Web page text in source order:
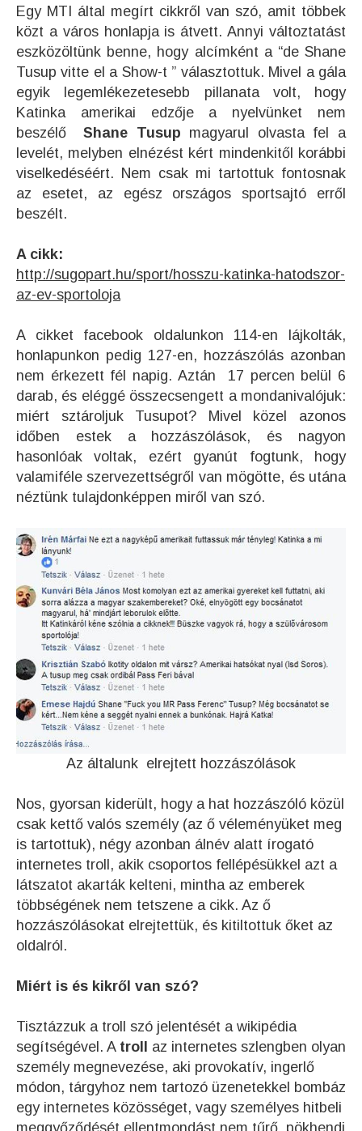
Egy MTI által megírt cikkről van szó, amit többek
közt a város honlapja is átvett. Annyi változtatást
eszközöltünk benne, hogy alcímként a “de Shane
Tusup vitte el a Show-t ” választottuk. Mivel a gála
egyik legemlékezetesebb pillanata volt, hogy
Katinka amerikai edzője a nyelvünket nem
beszélőShane Tusup magyarul olvasta fel a
levelét, melyben elnézést kért mindenkitől korábbi
viselkedéséért. Nem csak mi tartottuk fontosnak
az esetet, az egész országos sportsajtó erről
beszélt.
A cikk:
http://sugopart.hu/sport/hosszu-katinka-hatodszor-
az-ev-sportoloja
A cikket facebook oldalunkon 114-en lájkolták,
honlapunkon pedig 127-en, hozzászólás azonban
nem érkezett fél napig. Aztán 17 percen belül 6
darab, és eléggé összecsengett a mondanivalójuk:
miért sztároljuk Tusupot? Mivel közel azonos
időben estek a hozzászólások, és nagyon
hasonlóak voltak, ezért gyanút fogtunk, hogy
valamiféle szervezettségről van mögötte, és utána
néztünk tulajdonképpen miről van szó.
Az általunk elrejtett hozzászólások
Nos, gyorsan kiderült, hogy a hat hozzászóló közül
csak kettő valós személy (az ő véleményüket meg
is tartottuk), négy azonban álnév alatt írogató
internetes troll, akik csoportos fellépésükkel azt a
látszatot akarták kelteni, mintha az emberek
többségének nem tetszene a cikk. Az ő
hozzászólásokat elrejtettük, és kitiltottuk őket az
oldalról.
Miért is és kikről van szó?
Tisztázzuk a troll szó jelentését a wikipédia
segítségével. A troll az internetes szlengben olyan
személy megnevezése, aki provokatív, ingerlő
módon, tárgyhoz nem tartozó üzenetekkel bombáz
egy internetes közösséget, vagy személyes hitbeli
meggyőződését ellentmondást nem tűrő, pökhendi